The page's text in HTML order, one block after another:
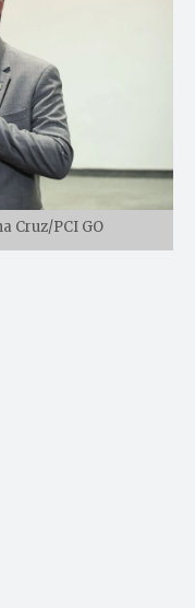
Cruz/PCI GO